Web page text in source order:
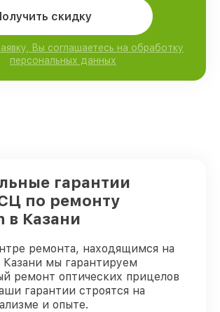
скидку
Вы соглашаетесь на обработку
персональных данных
гарантии
по ремонту
в Казани
ремонта, находящимся на
мы гарантируем
ремонт оптических прицелов
гарантии строятся на
и опыте.